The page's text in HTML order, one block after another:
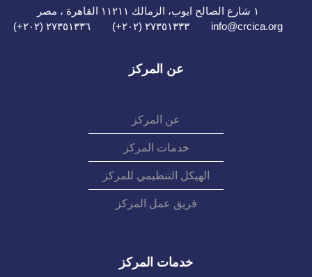
١ شارع الصالح ايوب، الزمالك ١١٢١١ القاهرة ، مصر
info@crcica.org
٢٧٣٥١٣٣٣ (٢٠٢+) ٢٧٣٥١٣٣٦ (٢٠٢+)
عن المركز
عن المركز
خدمات المركز
الهيكل التنظيمي للمركز
فريق عمل المركز
خدمات المركز